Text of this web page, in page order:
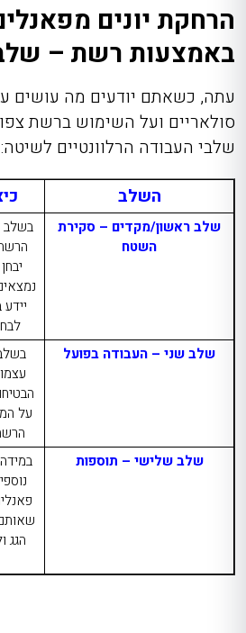
הרחקת יונים
באמצעות רשת –
עתה, כשאתם יודעים מה עושים
סולאריים ועל השימוש ברשת
שלבי העבודה הרלוונטיים לשיטה:
השלב
שלב ראשון/מקדים – סקירת
השטח
בשלב
שלב שני – העבודה בפועל
על
שלב שלישי – תוספות
הגג